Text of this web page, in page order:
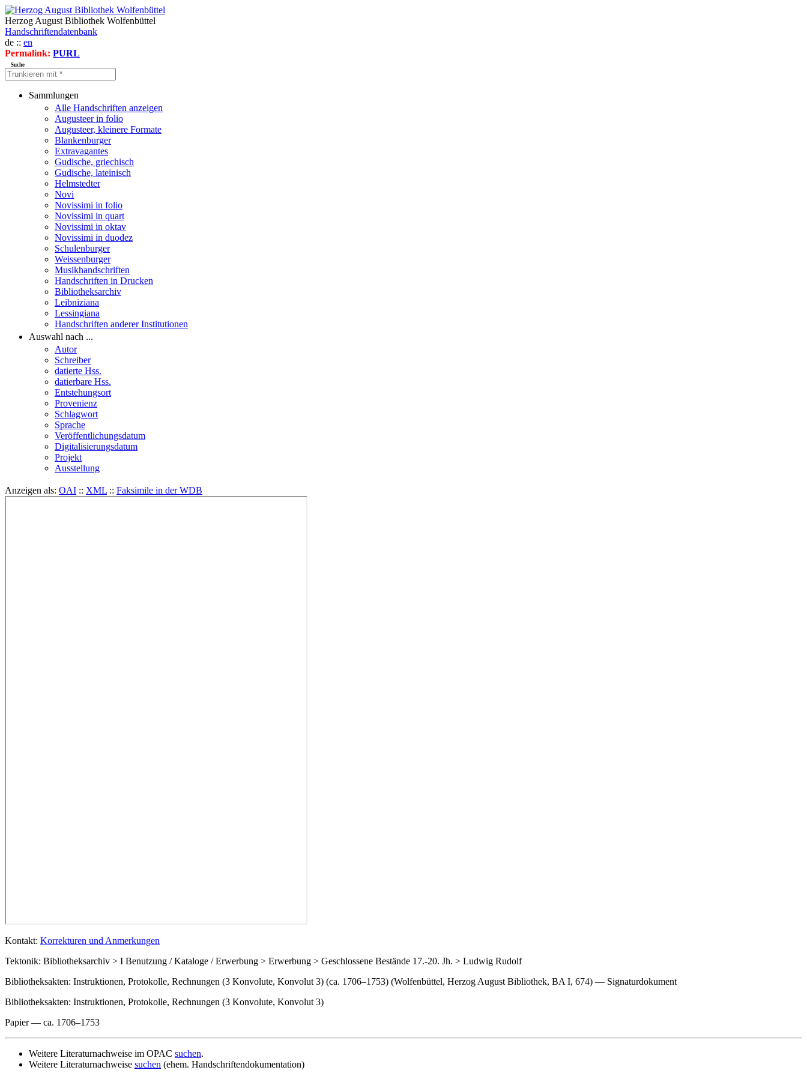
Herzog August Bibliothek Wolfenbüttel
Handschriftendatenbank
de :: en
Permalink: PURL
Suche
Sammlungen
Alle Handschriften anzeigen
Augusteer in folio
Augusteer, kleinere Formate
Blankenburger
Extravagantes
Gudische, griechisch
Gudische, lateinisch
Helmstedter
Novi
Novissimi in folio
Novissimi in quart
Novissimi in oktav
Novissimi in duodez
Schulenburger
Weissenburger
Musikhandschriften
Handschriften in Drucken
Bibliotheksarchiv
Leibniziana
Lessingiana
Handschriften anderer Institutionen
Auswahl nach ...
Autor
Schreiber
datierte Hss.
datierbare Hss.
Entstehungsort
Provenienz
Schlagwort
Sprache
Veröffentlichungsdatum
Digitalisierungsdatum
Projekt
Ausstellung
Anzeigen als: OAI :: XML :: Faksimile in der WDB
Kontakt: Korrekturen und Anmerkungen
Tektonik: Bibliotheksarchiv > I Benutzung / Kataloge / Erwerbung > Erwerbung > Geschlossene Bestände 17.-20. Jh. > Ludwig Rudolf
Bibliotheksakten: Instruktionen, Protokolle, Rechnungen (3 Konvolute, Konvolut 3) (ca. 1706–1753) (Wolfenbüttel, Herzog August Bibliothek, BA I, 674) — Signaturdokument
Bibliotheksakten: Instruktionen, Protokolle, Rechnungen (3 Konvolute, Konvolut 3)
Papier — ca. 1706–1753
Weitere Literaturnachweise im OPAC suchen.
Weitere Literaturnachweise suchen (ehem. Handschriftendokumentation)